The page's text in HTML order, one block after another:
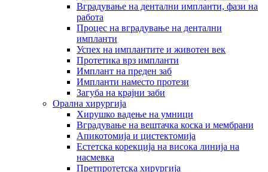
Вградување на дентални импланти, фази на
работа
Процес на вградување на дентални
импланти
Успех на имплантите и животен век
Протетика врз импланти
Имплант на преден заб
Импланти наместо протези
Загуба на крајни заби
Орална хирургија
Хирушко вадење на умници
Вградување на вештачка коска и мембрани
Апикотомија и цистектомија
Естетска корекција на висока линија на
насмевка
Претпротетска хирургија